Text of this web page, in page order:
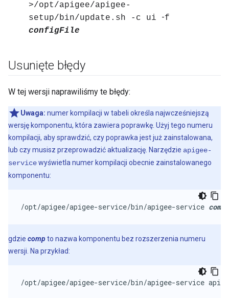
>/opt/apigee/apigee-
setup/bin/update.sh -c ui -f
configFile
Usunięte błędy
W tej wersji naprawiliśmy te błędy:
Uwaga: numer kompilacji w tabeli określa najwcześniejszą
wersję komponentu, która zawiera poprawkę. Użyj tego numeru
kompilacji, aby sprawdzić, czy poprawka jest już zainstalowana,
lub czy musisz przeprowadzić aktualizację. Narzędzie apigee-
servicewyświetla numer kompilacji obecnie zainstalowanego
komponentu:
/opt/apigee/apigee-service/bin/apigee-service comp
gdzie compto nazwa komponentu bez rozszerzenia numeru
wersji. Na przykład:
/opt/apigee/apigee-service/bin/apigee-service